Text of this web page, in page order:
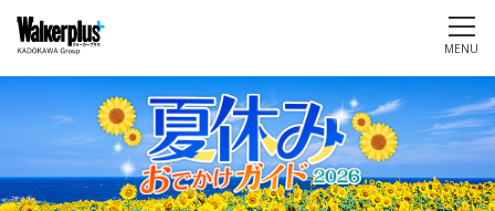
MENU